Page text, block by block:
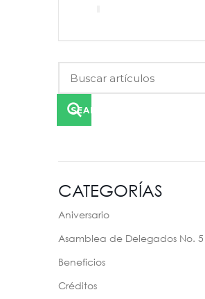
SEARCH
CATEGORÍAS
Aniversario
Asamblea de Delegados No. 51
Beneficios
Créditos